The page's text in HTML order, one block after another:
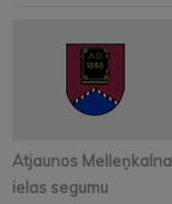
Atjaunos Melleņkalna
ielas segumu